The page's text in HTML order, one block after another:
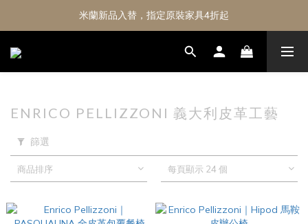
米蘭新品入替，指定原裝家具4折起
ENRICO PELLIZZONI 義大利皮革工藝
篩選
商品排序 每頁顯示 24 個